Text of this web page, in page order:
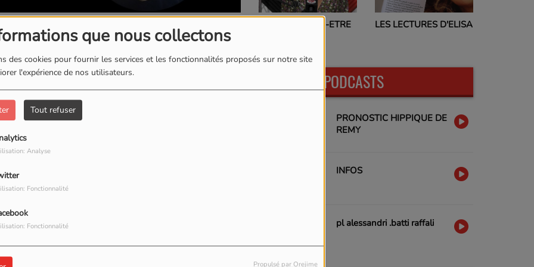
que nous collectons
des cookies pour fournir les services et les fonctionnalités proposés sur notre site
l'expérience de nos utilisateurs.
Tout refuser
Analyse
Fonctionnalité
Fonctionnalité
Propulsé par Orejime
713 VUES
TÉLÉCHARGER LE PODCAST
commenter cet article
LES LECTURES D'ELISA
PROGRAMMES TV
DERNIERS PODCASTS
PRONOSTIC HIPPIQUE DE
REMY
INFOS
pl alessandri .batti raffali